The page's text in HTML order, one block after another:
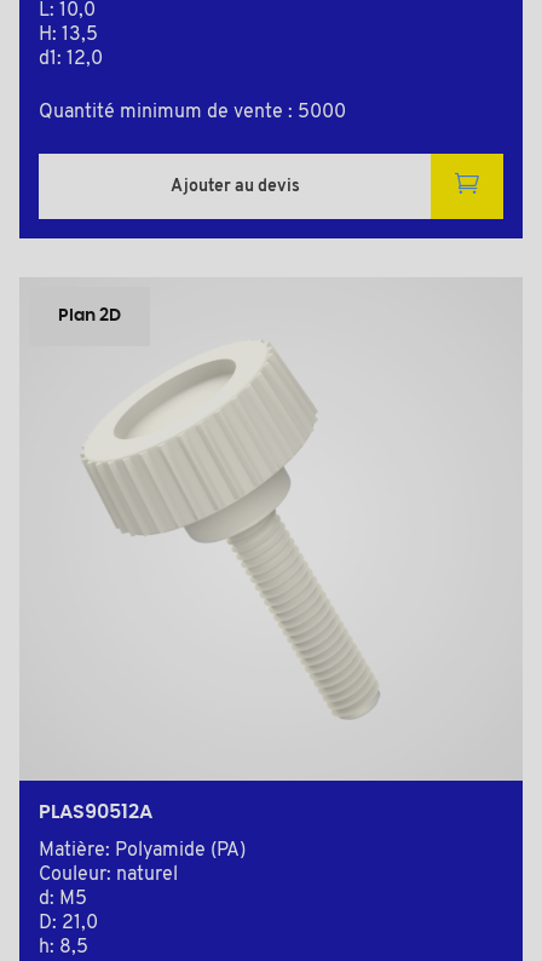
L: 10,0
H: 13,5
d1: 12,0
Quantité minimum de vente : 5000
Ajouter au devis
Plan 2D
PLAS90512A
Matière: Polyamide (PA)
Couleur: naturel
d: M5
D: 21,0
h: 8,5